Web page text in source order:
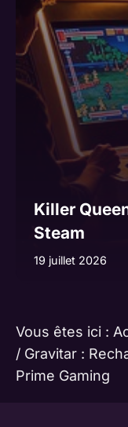
Killer
Steam
19 juillet 2026
Vous êtes ici :
/ Gravitar :
Prime Gaming